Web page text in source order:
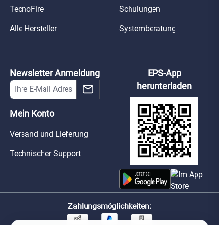
TecnoFire
Alle Hersteller
Schulungen
Systemberatung
Newsletter Anmeldung
Mein Konto
Versand und Lieferung
Technischer Support
EPS-App
herunterladen
Zahlungsmöglichkeiten: